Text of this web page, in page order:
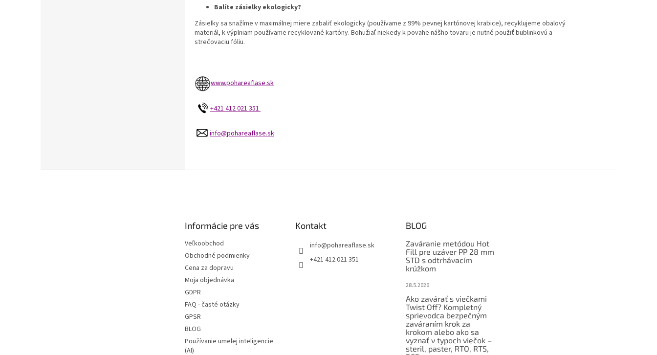
Balíte zásielky ekologicky?
Zásielky sa snažíme v maximálnej miere zabaliť ekologicky (používame z 99% pevnej kartónovej krabice), recyklujeme obalový
materiál, k výplniam používame recyklované kartóny. Bohužiaľ niekedy k povahe nášho tovaru je nutné použiť bublinkovú a
strečovaciu fóliu.
www.pohareaflase.sk
+421 412 021 351
info@pohareaflase.sk
Informácie pre vás
Veľkoobchod
Obchodné podmienky
Cena za dopravu
Moja objednávka
GDPR
FAQ - časté otázky
GPSR
BLOG
Používanie umelej inteligencie
(AI)
Kontakt
info@pohareaflase.sk
+421 412 021 351
BLOG
Zaváranie metódou Hot
Fill pre uzáver PP 28 mm
STD s odtrhávacím
krúžkom
28.5.2026
Ako zavárať s viečkami
Twist Off? Kompletný
sprievodca bezpečným
zaváraním krok za
krokom alebo ako sa
vyznať v typoch viečok –
steril, paster, RTO, RTS,